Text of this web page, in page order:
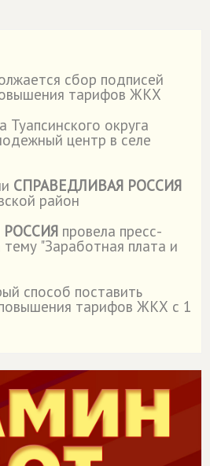
сбор подписей
тарифов ЖКХ
округа
центр в селе
СПРАВЕДЛИВАЯ РОССИЯ
район
провела пресс-
"Заработная плата и
способ поставить
тарифов ЖКХ с 1